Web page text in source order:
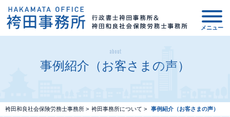
新着情報
about
事例紹介（お客さまの声）
袴田和良社会保険労務士事務所 > 袴田事務所について > 事例紹介（お客さまの声）